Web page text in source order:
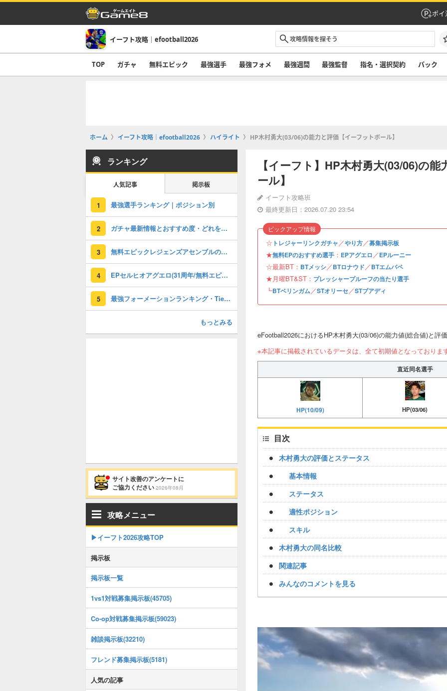
ポイ
イーフト攻略｜efootball2026
TOP ガチャ 無料エピック 最強選手 最強フォメ 最強週間 最強監督 指名・選択契約 パック
ホーム イーフト攻略｜efootball2026 ハイライト HP木村勇大(03/06)の能力と評価【イーフットボール】
【イーフト】HP木村勇大(03/06)の
ール】
イーフト攻略班
最終更新日：2026.07.20 23:54
☆ トレジャーリンクガチャ／やり方／募集掲示板
★無料EPのおすすめ選手 ： EPアグエロ／EPルーニー
☆最新BT： BTメッシ／BTロナウド／BTエムバペ
★月曜BT&ST： プレッシャープルーフの当たり選手
┗BTベリンガム／STオリーセ／STブアディ
ピックアップ情報
eFootball2026におけるHP木村勇大(03/06)の能力値(総合値)と評
※本記事に掲載されているデータは、全て初期値となっておりま
直近同名選手
HP(10/09) HP(03/06)
目次
木村勇大の評価とステータス
基本情報
ステータス
適性ポジション
スキル
木村勇大の同名比較
関連記事
みんなのコメントを見る
ランキング
人気記事 掲示板
1 最強選手ランキング｜ポジション別
2 ガチャ最新情報とおすすめ度・どれを引くべき？
3 無料エピックレジェンズアセンブルのおすすめ選択(当たり)選手ランキングと引き方
4 EPセルヒオアグエロ(31周年/無料エピック)の評価とおすすめ育成・スキル追加
5 最強フォーメーションランキング・Tier表
もっとみる
サイト改善のアンケートに
ご協力ください 2026年08月
攻略メニュー
▶イーフト2026攻略TOP
掲示板
掲示板一覧
1vs1対戦募集掲示板(45705)
Co-op対戦募集掲示板(59023)
雑談掲示板(32210)
フレンド募集掲示板(5181)
人気の記事